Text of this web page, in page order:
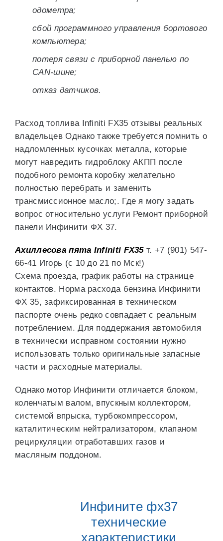
одометра;
сбой программного управления бортового
компьютера;
потеря связи с приборной панелью по
CAN-шине;
отказ датчиков.
Расход топлива Infiniti FX35 отзывы реальных
владельцев Однако также требуется помнить о
надломленных кусочках металла, которые
могут навредить гидроблоку АКПП после
подобного ремонта коробку желательно
полностью перебрать и заменить
трансмиссионное масло;. Где я могу задать
вопрос относительно услуги Ремонт приборной
панели Инфинити ФХ 37.
Ахиллесова пята Infiniti FX35т. +7 (901) 547-
66-41 Игорь (c 10 до 21 по Мск!)
Схема проезда, график работы на странице
контактов. Норма расхода бензина Инфинити
ФХ 35, зафиксированная в техническом
паспорте очень редко совпадает с реальным
потреблением. Для поддержания автомобиля
в технически исправном состоянии нужно
использовать только оригинальные запасные
части и расходные материалы.
Однако мотор Инфинити отличается блоком,
коленчатым валом, впускным коллектором,
системой впрыска, турбокомпрессором,
каталитическим нейтрализатором, клапаном
рециркуляции отработавших газов и
масляным поддоном.
Инфините фх37
технические
характеристики